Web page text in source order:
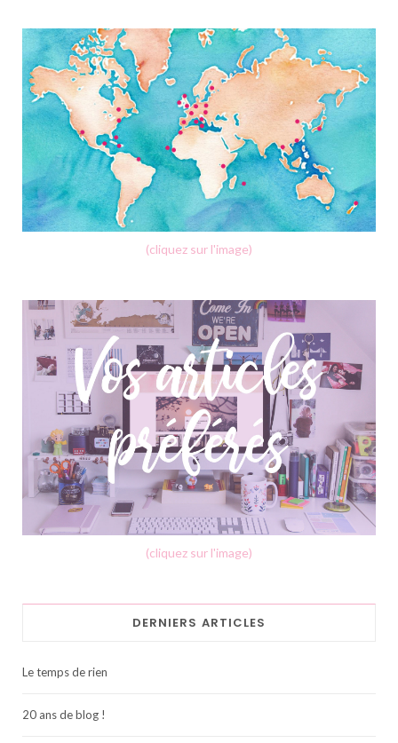
(cliquez sur l'image)
(cliquez sur l'image)
DERNIERS ARTICLES
Le temps de rien
20 ans de blog !